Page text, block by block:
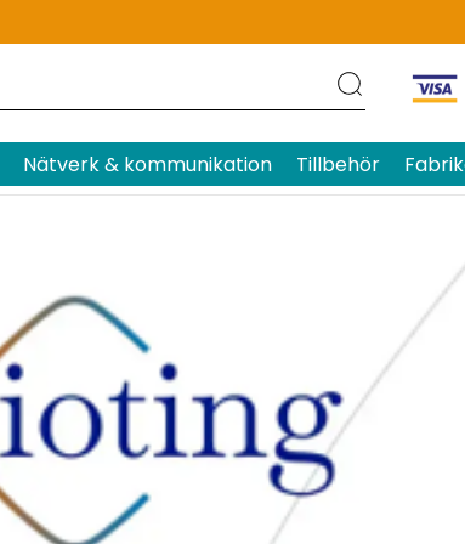
Nätverk & kommunikation Tillbehör